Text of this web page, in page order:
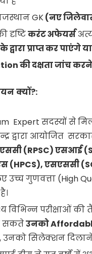
GK(नए
दृष्टिकरंट अफेयर्स
के द्वारा प्राप्त कर
की दक्षता जांच
क्यों?:
Expert सदस्यों
द्वारा आयोजित
(RPSC)एसआई (
(HPCS),एसएससी (
उच्च गुणवत्ता (High
विभिन्न परीक्षाओं
सकतेउनको
उनको सिलेक्शन